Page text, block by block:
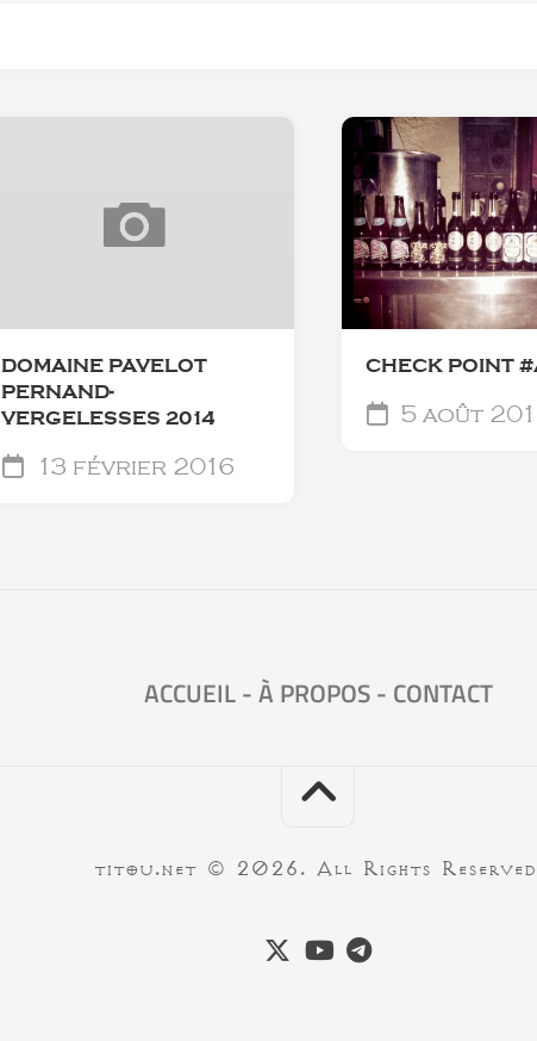
DOMAINE PAVELOT
PERNAND-
VERGELESSES 2014
13 février 2016
CHECK POINT
5 août
ACCUEIL-À PROPOS- CONTACT
titou.net © 2026. All Rights